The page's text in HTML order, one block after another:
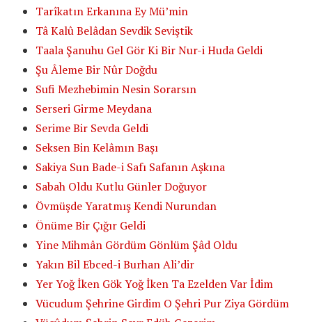
Tarîkatın Erkanına Ey Mü’min
Tâ Kalû Belâdan Sevdik Seviştik
Taala Şanuhu Gel Gör Ki Bir Nur-i Huda Geldi
Şu Âleme Bir Nûr Doğdu
Sufi Mezhebimin Nesin Sorarsın
Serseri Girme Meydana
Serime Bir Sevda Geldi
Seksen Bin Kelâmın Başı
Sakiya Sun Bade-i Safı Safanın Aşkına
Sabah Oldu Kutlu Günler Doğuyor
Övmüşde Yaratmış Kendi Nurundan
Önüme Bir Çığır Geldi
Yine Mihmân Gördüm Gönlüm Şâd Oldu
Yakın Bil Ebced-i Burhan Ali’dir
Yer Yoğ İken Gök Yoğ İken Ta Ezelden Var İdim
Vücudum Şehrine Girdim O Şehri Pur Ziya Gördüm